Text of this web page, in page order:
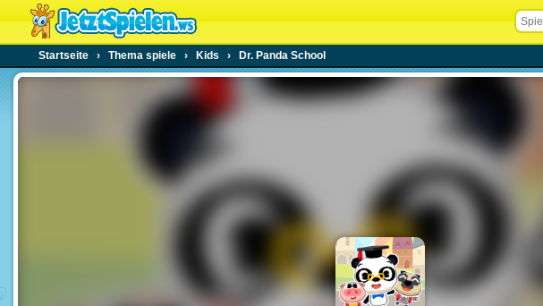
Startseite › Thema spiele › Kids › Dr. Panda School